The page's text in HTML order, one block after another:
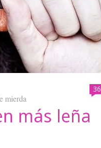
36
mierda
más leña